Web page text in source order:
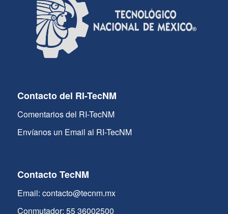
Contacto del RI-TecNM
Comentarios del RI-TecNM
Envíanos un Email al RI-TecNM
Contacto TecNM
Email: contacto@tecnm.mx
Conmutador: 55 36002500